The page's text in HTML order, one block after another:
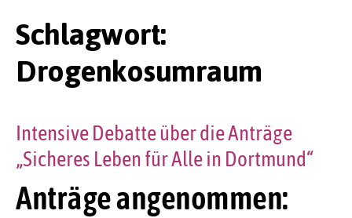
Schlagwort:
Drogenkosumraum
Anträge angenommen:
Intensive Debatte über die Anträge
„Sicheres Leben für Alle in Dortmund“